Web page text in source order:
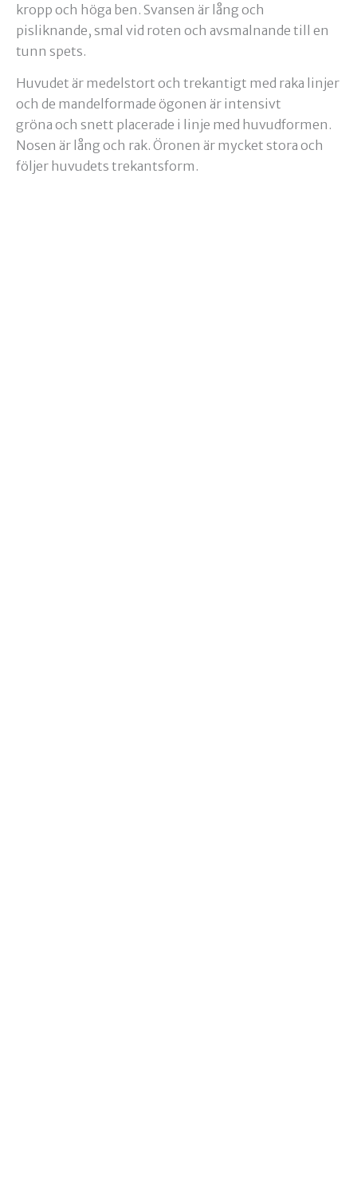
kropp och höga ben. Svansen är lång och
pisliknande, smal vid roten och avsmalnande till en
tunn spets.
Huvudet är medelstort och trekantigt med raka linjer
och de mandelformade ögonen är intensivt
gröna och snett placerade i linje med huvudformen.
Nosen är lång och rak. Öronen är mycket stora och
följer huvudets trekantsform.